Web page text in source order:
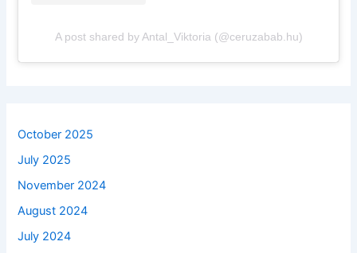
A post shared by Antal_Viktoria (@ceruzabab.hu)
October 2025
July 2025
November 2024
August 2024
July 2024